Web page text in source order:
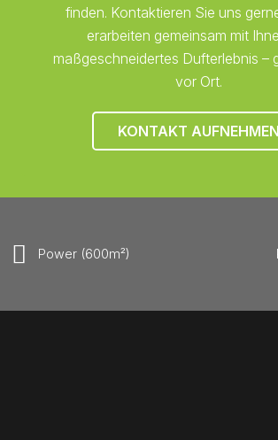
finden. Kontaktieren Sie uns
erarbeiten gemeinsam mit
maßgeschneidertes Dufterlebnis –
vor Ort.
KONTAKT AUFNEHMEN
Power (600m²)